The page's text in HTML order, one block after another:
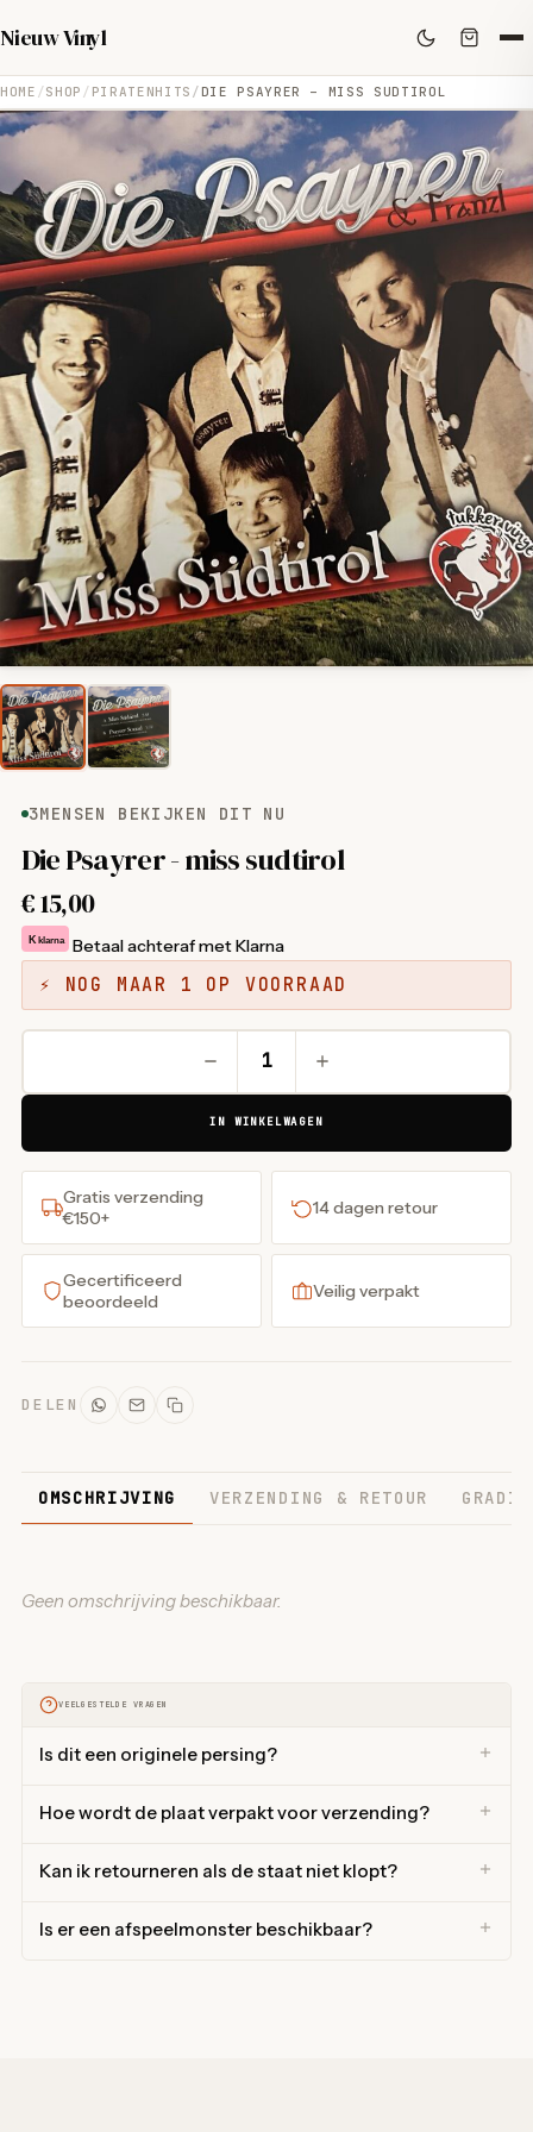
Nieuw Vinyl
HOME SHOP PIRATENHITS DIE PSAYRER – MISS SUDTIROL
3MENSEN BEKIJKEN DIT NU
Die Psayrer - miss sudtirol
€15,00
K klarna Betaal achteraf met Klarna
⚡ NOG MAAR 1 OP VOORRAAD
IN WINKELWAGEN
Gratis verzending
€150+
14 dagen retour
Gecertificeerd
beoordeeld
Veilig verpakt
DELEN
OMSCHRIJVING VERZENDING & RETOUR
Geen omschrijving beschikbaar.
VEELGESTELDE VRAGEN
Is dit een originele persing?
Hoe wordt de plaat verpakt voor verzending?
Kan ik retourneren als de staat niet klopt?
Is er een afspeelmonster beschikbaar?